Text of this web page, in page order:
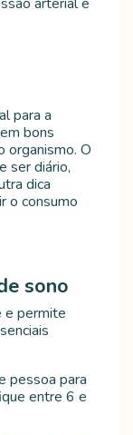
para a
bons
organismo. O
ser diário,
dica
o consumo
sono
e permite
pessoa para
entre 6 e